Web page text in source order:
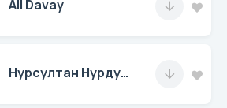
All Davay
Нурсултан Нурдуллаев